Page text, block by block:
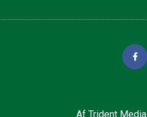
AfTrident Media